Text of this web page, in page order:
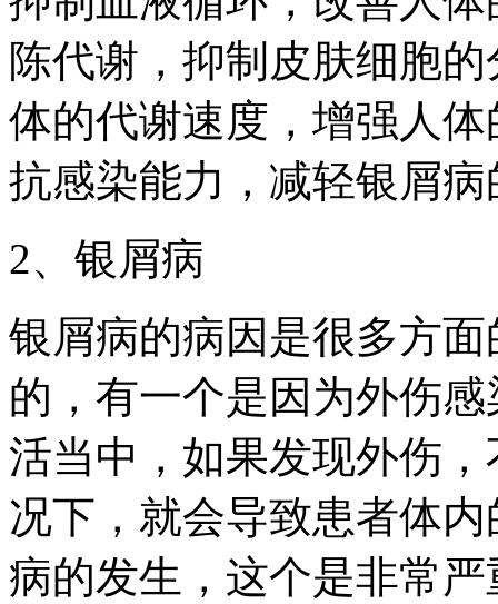
陈代谢，抑制皮肤细胞
体的代谢速度，增强人
抗感染能力，减轻银屑
2、银屑病
银屑病的病因是很多方
的，有一个是因为外伤
活当中，如果发现外伤
况下，就会导致患者体
病的发生，这个是非常